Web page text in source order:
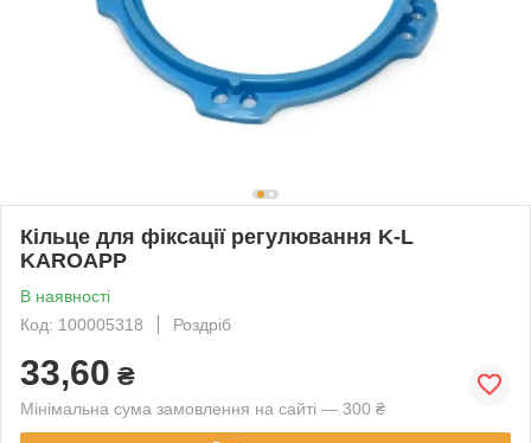
Кільце для фіксації регулювання K-L
KAROAPP
В наявності
Код: 100005318
Роздріб
33,60 ₴
Мінімальна сума замовлення на сайті — 300 ₴